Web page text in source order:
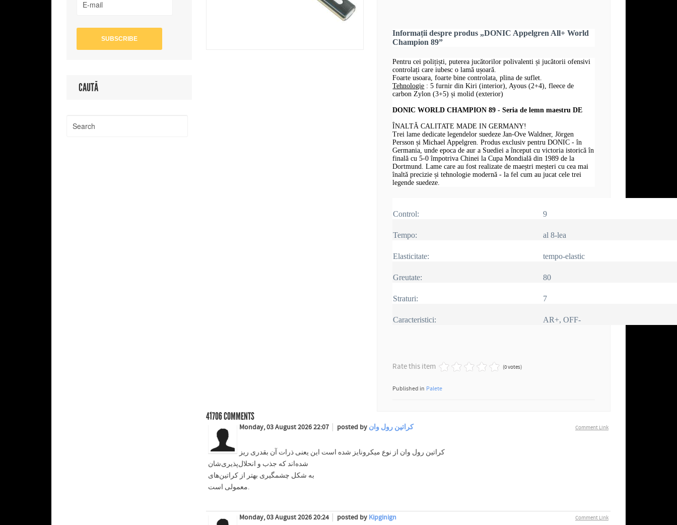
CAUTĂ
Informații despre produs „DONIC Appelgren All+ World
Champion 89”
Pentru cei polițiști, puterea jucătorilor polivalenti și jucătorii ofensivi
controlați care iubesc o lamă ușoară.
Foarte usoara, foarte bine controlata, plina de suflet.
Tehnologie : 5 furnir din Kiri (interior), Ayous (2+4), fleece de
carbon Zylon (3+5) și molid (exterior)
DONIC WORLD CHAMPION 89 - Seria de lemn maestru DE
ÎNALTĂ CALITATE MADE IN GERMANY!
Trei lame dedicate legendelor suedeze Jan-Ove Waldner, Jörgen
Persson și Michael Appelgren. Produs exclusiv pentru DONIC - în
Germania, unde epoca de aur a Suediei a început cu victoria istorică în
finală cu 5-0 împotriva Chinei la Cupa Mondială din 1989 de la
Dortmund. Lame care au fost realizate de maeștri meșteri cu cea mai
înaltă precizie și tehnologie modernă - la fel cum au jucat cele trei
legende suedeze.
Control: 9
Tempo: al 8-lea
Elasticitate: tempo-elastic
Greutate: 80
Straturi: 7
Caracteristici: AR+, OFF-
Rate this item (0 votes)
Published in Palete
41706COMMENTS
Comment Link
Monday, 03 August 2026 22:07 posted by کراتین رول وان
کراتین رول وان از نوع میکرونایز شده است این یعنی ذرات آن بقدری ریز
شده‌اند که جذب و انحلال‌پذیری‌شان
به شکل چشمگیری بهتر از کراتین‌های
معمولی است.
Comment Link
Monday, 03 August 2026 20:24 posted by Kipginign